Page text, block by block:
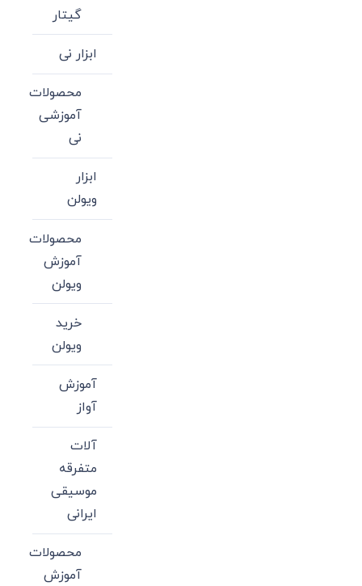
گیتار
ابزار نی
محصولات
آموزشی
نی
ابزار
ویولن
محصولات
آموزش
ویولن
خرید
ویولن
آموزش
آواز
آلات
متفرقه
موسیقی
ایرانی
محصولات
آموزش